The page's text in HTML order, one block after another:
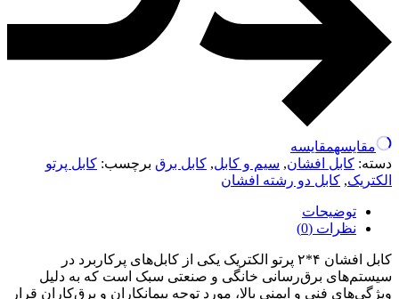
مقایسهمقایسه
دسته: کابل افشان, سیم و کابل, کابل برق برچسب: کابل پرتو
الکتریک, کابل دو رشته افشان
توضیحات
نظرات (0)
کابل افشان ۴*۲ پرتو الکتریک یکی از کابل‌های پرکاربرد در
سیستم‌های برق‌رسانی خانگی و صنعتی سبک است که به دلیل
ویژگی‌های فنی و ایمنی بالا، مورد توجه پیمانکاران و برق‌کاران قرار